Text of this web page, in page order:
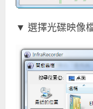
▼ 選擇光碟映像